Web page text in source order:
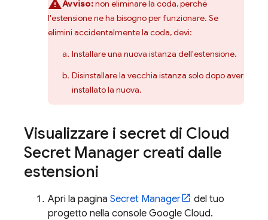
Avviso:non eliminare la coda, perché
l'estensione ne ha bisogno per funzionare. Se
elimini accidentalmente la coda, devi:
Installare una nuova istanza dell'estensione.
Disinstallare la vecchia istanza solo dopo aver
installato la nuova.
Visualizzare i secret di Cloud
Secret Manager creati dalle
estensioni
Apri la pagina Secret Manager
del tuo
progetto nella console Google Cloud.